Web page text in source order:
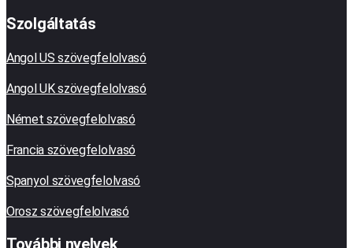
Szolgáltatás
Angol US szövegfelolvasó
Angol UK szövegfelolvasó
Német szövegfelolvasó
Francia szövegfelolvasó
Spanyol szövegfelolvasó
Orosz szövegfelolvasó